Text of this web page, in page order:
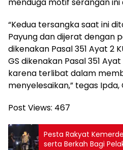
menduga motif serangan
“Kedua tersangka saat ini
Payung dan dijerat dengan
dikenakan Pasal 351 Ayat 2
GS dikenakan Pasal 351 Ayat
karena terlibat dalam
menyelesaikan,” tegas Ipda,
Post Views: 467
Pesta Rakyat
serta Berkah Bagi